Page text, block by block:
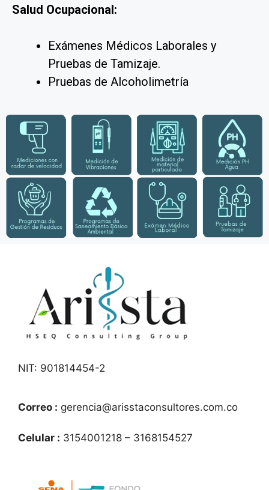
Salud Ocupacional:
Exámenes Médicos Laborales y
Pruebas de Tamizaje.
Pruebas de Alcoholimetría
NIT: 901814454-2
Correo : gerencia@arisstaconsultores.com.co
Celular : 3154001218 – 3168154527